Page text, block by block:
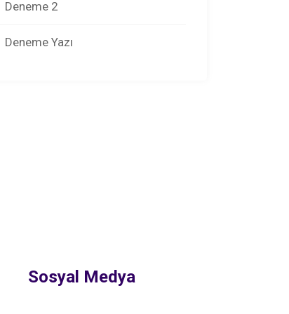
Deneme 2
Deneme Yazı
Sosyal Medya